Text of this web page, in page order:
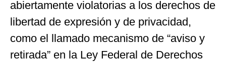
abiertamente violatorias a los derechos de
libertad de expresión y de privacidad,
como el llamado mecanismo de “aviso y
retirada” en la Ley Federal de Derechos